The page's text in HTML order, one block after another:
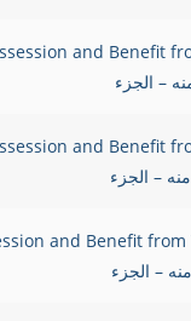
and Benefit
and Benefit
and Benefit
– الجزء